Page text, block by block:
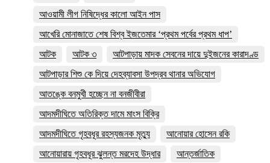
আওয়ামী লীগ নিষিদ্ধের কালো আইন পাস
আখেরি মোনাজাতে শেষ বিশ্ব ইজতেমার ‘প্রথম পর্বের প্রথম ধাপ’
আটক
আটক ৩
আটপাড়ায় মাদক সেবনের দায়ে দুইজনের কারাদণ্ড
আটপাড়ার শিশু কে দিয়ে দেহব্যাবসা উপদ্রব থানার অভিযোগ
আতঙ্কে বনমুখী হচ্ছেন না বনজীবীরা
আদমদীঘিতে অতিরিক্ত দামে মাংস বিক্রি
আদমদীঘিতে গৃহবধূর রহস্যজনক মৃত্যু
আনোয়ার হোসেন রকি
আনোয়ারায় গৃহবধূর ঝুলন্ত মরদেহ উদ্ধার
আন্তর্জাতিক